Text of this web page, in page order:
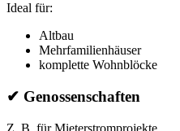
Ideal für:
Altbau
Mehrfamilienhäuser
komplette Wohnblöcke
✔ Genossenschaften
Z. B. für Mieterstromprojekte.